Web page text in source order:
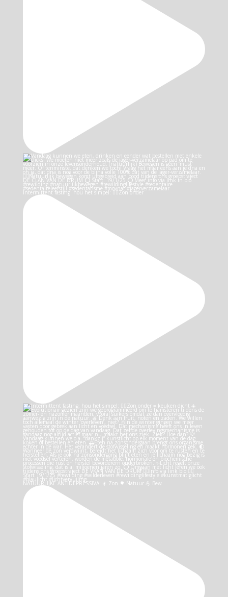
Intermittent fasting: hou het simpel: 👉🏻Zon onder
NATUURLIJKE ANTIDEPRESSIVA: ☀️ Zon 🌳 Natuur 💪 Bew